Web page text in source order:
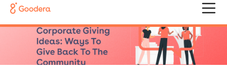
Gemeinschaft etwas zurückzugeben